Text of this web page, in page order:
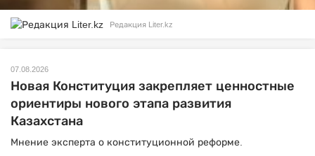
Редакция Liter.kz
07.08.2026
Новая Конституция закрепляет ценностные
ориентиры нового этапа развития
Казахстана
Мнение эксперта о конституционной реформе.